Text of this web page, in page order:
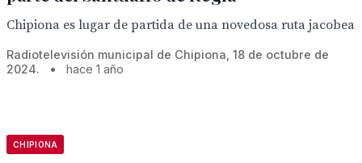
Chipiona es lugar de partida de una novedosa ruta jacobea
Radiotelevisión municipal de Chipiona, 18 de octubre de
2024.
• hace 1 año
CHIPIONA